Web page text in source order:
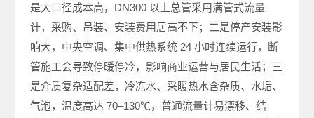
是大口径成本高，DN300 以上总管采用满管式流量
计，采购、吊装、安装费用居高不下；二是停产安装影
响大，中央空调、集中供热系统 24 小时连续运行，断
管施工会导致停暖停冷，影响商业运营与居民生活；三
是介质复杂适配差，冷冻水、采暖热水含杂质、水垢、
气泡，温度高达 70–130℃，普通流量计易漂移、结